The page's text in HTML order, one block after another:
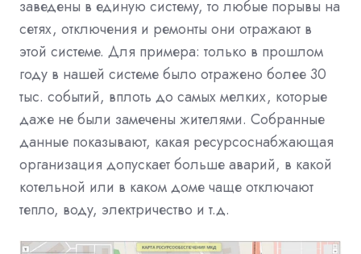
заведены в единую систему, то любые порывы на
сетях, отключения и ремонты они отражают в
этой системе. Для примера: только в прошлом
году в нашей системе было отражено более 30
тыс. событий, вплоть до самых мелких, которые
даже не были замечены жителями. Собранные
данные показывают, какая ресурсоснабжающая
организация допускает больше аварий, в какой
котельной или в каком доме чаще отключают
тепло, воду, электричество и т.д.